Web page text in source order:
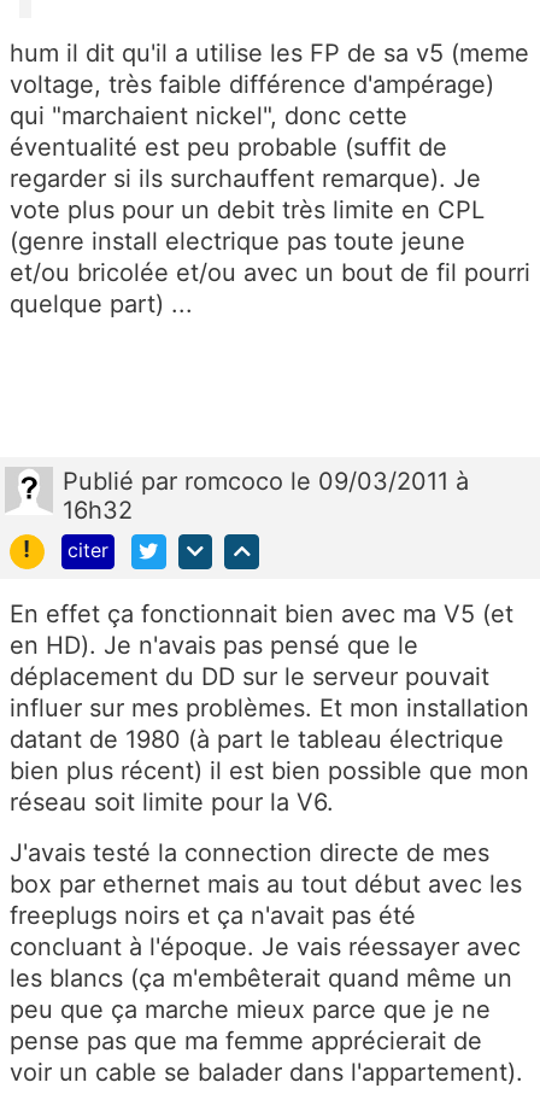
hum il dit qu'il a utilise les FP de sa v5 (meme
voltage, très faible différence d'ampérage)
qui "marchaient nickel", donc cette
éventualité est peu probable (suffit de
regarder si ils surchauffent remarque). Je
vote plus pour un debit très limite en CPL
(genre install electrique pas toute jeune
et/ou bricolée et/ou avec un bout de fil pourri
quelque part) ...
Publié par romcoco le 09/03/2011 à
16h32
!
citer
En effet ça fonctionnait bien avec ma V5 (et
en HD). Je n'avais pas pensé que le
déplacement du DD sur le serveur pouvait
influer sur mes problèmes. Et mon installation
datant de 1980 (à part le tableau électrique
bien plus récent) il est bien possible que mon
réseau soit limite pour la V6.
J'avais testé la connection directe de mes
box par ethernet mais au tout début avec les
freeplugs noirs et ça n'avait pas été
concluant à l'époque. Je vais réessayer avec
les blancs (ça m'embêterait quand même un
peu que ça marche mieux parce que je ne
pense pas que ma femme apprécierait de
voir un cable se balader dans l'appartement).